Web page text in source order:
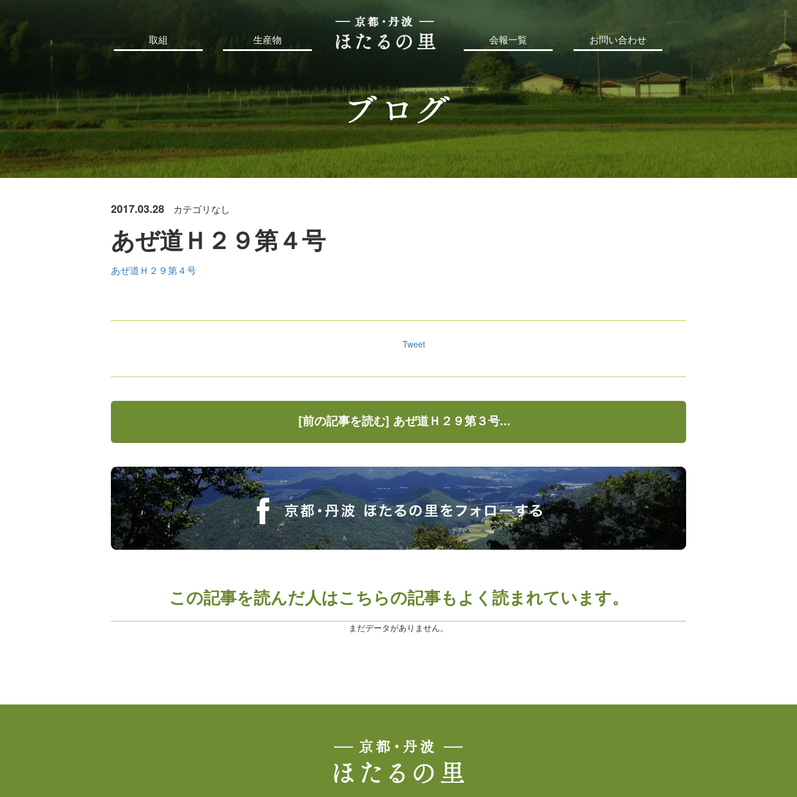
取組 生産物 会報一覧 お問い合わせ
2017.03.28 カテゴリなし
あぜ道Ｈ２９第４号
あぜ道Ｈ２９第４号
Tweet
[前の記事を読む] あぜ道Ｈ２９第３号...
この記事を読んだ人はこちらの記事もよく読まれています。
まだデータがありません。